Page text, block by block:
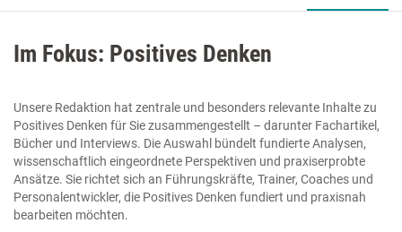
Im Fokus: Positives Denken
Unsere Redaktion hat zentrale und besonders relevante Inhalte zu
Positives Denken für Sie zusammengestellt – darunter Fachartikel,
Bücher und Interviews. Die Auswahl bündelt fundierte Analysen,
wissenschaftlich eingeordnete Perspektiven und praxiserprobte
Ansätze. Sie richtet sich an Führungskräfte, Trainer, Coaches und
Personalentwickler, die Positives Denken fundiert und praxisnah
bearbeiten möchten.